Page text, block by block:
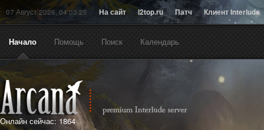
07 Август 2026, 04:03:25 На сайт l2top.ru Патч Клиент Interlude
Начало Помощь Поиск Календарь
Онлайн сейчас: 1864